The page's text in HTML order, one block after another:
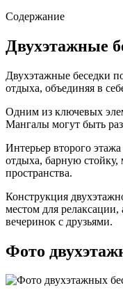
Содержание
Двухэтажные
Двухэтажные беседки
отдыха, объединяя в
Одним из ключевых
Мангалы могут быть
Интерьер второго
отдыха, барную
пространства.
Конструкция
местом для
вечеринок с друзьями.
Фото